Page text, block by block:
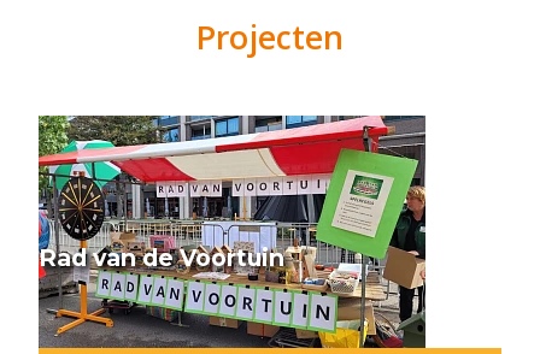
Projecten
Rad van de Voortuin